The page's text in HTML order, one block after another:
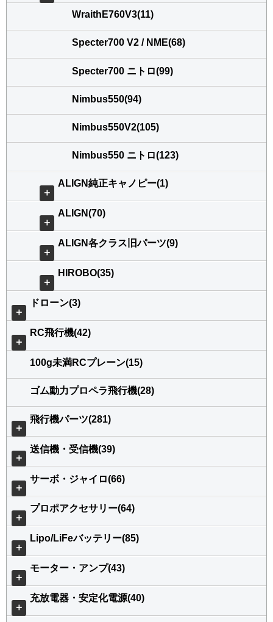
WraithE760V3(11)
Specter700 V2 / NME(68)
Specter700 ニトロ(99)
Nimbus550(94)
Nimbus550V2(105)
Nimbus550 ニトロ(123)
＋
ALIGN純正キャノピー(1)
＋
ALIGN(70)
＋
ALIGN各クラス旧パーツ(9)
＋
HIROBO(35)
＋
ドローン(3)
＋
RC飛行機(42)
100g未満RCプレーン(15)
ゴム動力プロペラ飛行機(28)
＋
飛行機パーツ(281)
＋
送信機・受信機(39)
＋
サーボ・ジャイロ(66)
＋
プロポアクセサリー(64)
＋
Lipo/LiFeバッテリー(85)
＋
モーター・アンプ(43)
＋
充放電器・安定化電源(40)